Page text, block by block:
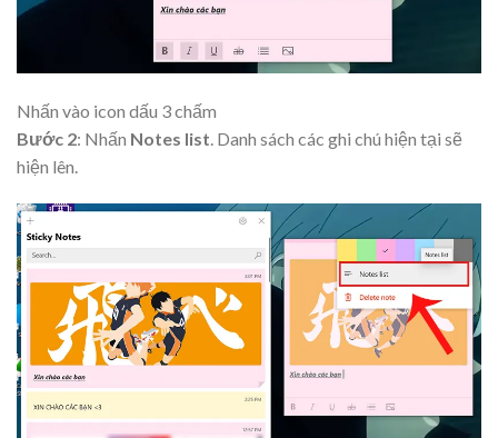
Nhấn vào icon dấu 3 chấm
Bước 2: Nhấn Notes list. Danh sách các ghi chú hiện tại sẽ
hiện lên.